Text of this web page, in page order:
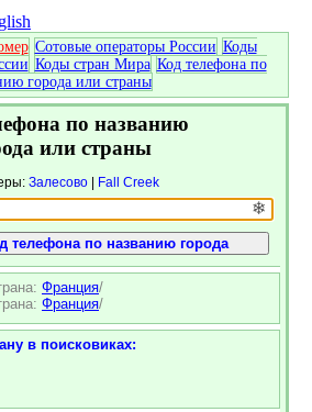
Сотовые операторы России Коды
Коды стран Мира Код телефона по
города или страны
по названию
или страны
Залесово| Fall Creek
❄
Франция/
Франция/
в поисковиках: